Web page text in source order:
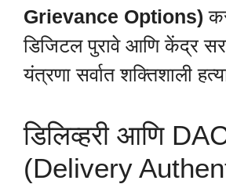
Grievance Options)
डिजिटल पुरावे आणि केंद्र
यंत्रणा सर्वात शक्तिशाली
डिलिव्हरी आणि
(Delivery